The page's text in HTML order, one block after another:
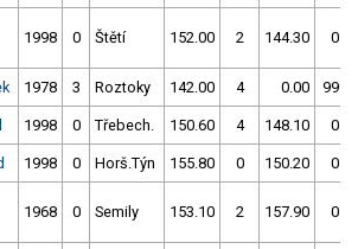
1998 0 Štětí 152.00 2 144.30 0
1978 3 Roztoky 142.00 4 0.00 999
1998 0 Třebech. 150.60 4 148.10 0
1998 0 Horš.Týn 155.80 0 150.20 0
1968 0 Semily 153.10 2 157.90 0